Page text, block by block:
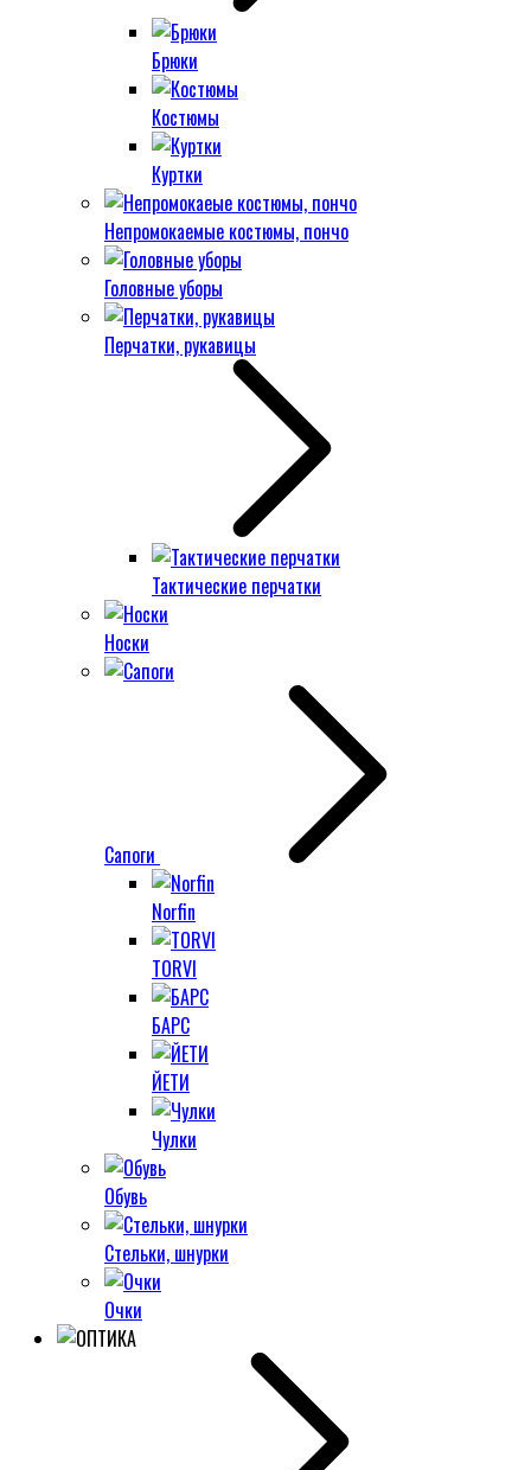
Брюки
Костюмы
Куртки
Непромокаемые костюмы, пончо
Головные уборы
Перчатки, рукавицы
Тактические перчатки
Носки
Сапоги
Norfin
TORVI
БАРС
ЙЕТИ
Чулки
Обувь
Стельки, шнурки
Очки